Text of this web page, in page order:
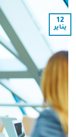
12
يناير